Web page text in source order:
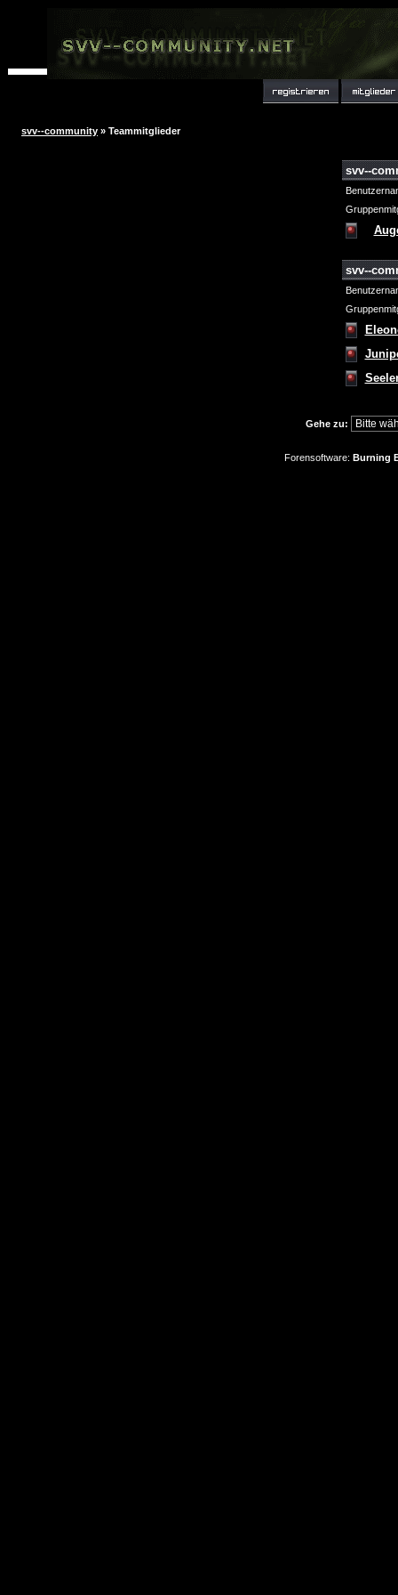
svv--community » Teammitglieder
svv--
svv--
Gehe zu:
Forensoftware: Burning